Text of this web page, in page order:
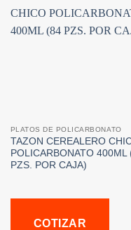
PLATOS DE POLICARBONATO
TAZON CEREALERO
POLICARBONATO 400ML
PZS. POR CAJA)
COTIZAR